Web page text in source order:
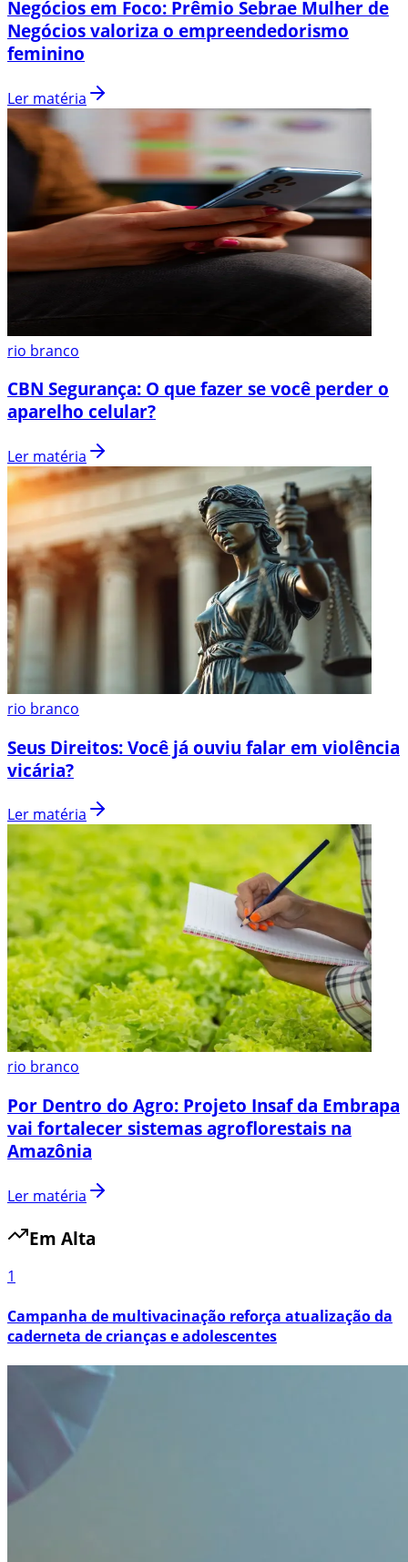
Negócios em Foco: Prêmio Sebrae Mulher de
Negócios valoriza o empreendedorismo
feminino
Ler matéria
rio branco
CBN Segurança: O que fazer se você perder o
aparelho celular?
Ler matéria
rio branco
Seus Direitos: Você já ouviu falar em violência
vicária?
Ler matéria
rio branco
Por Dentro do Agro: Projeto Insaf da Embrapa
vai fortalecer sistemas agroflorestais na
Amazônia
Ler matéria
Em Alta
1
Campanha de multivacinação reforça atualização da
caderneta de crianças e adolescentes